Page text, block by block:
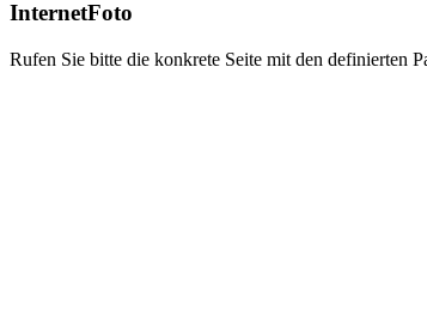
InternetFoto
Rufen Sie bitte die konkrete Seite mit den definierten